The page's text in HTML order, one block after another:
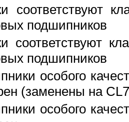
соответствуют
подшипников
соответствуют
подшипников
особого
(заменены на
особого